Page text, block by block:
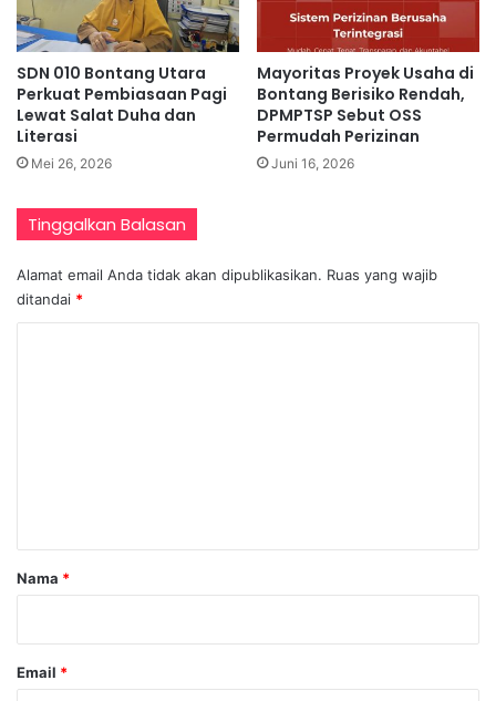
SDN 010 Bontang Utara
Perkuat Pembiasaan Pagi
Lewat Salat Duha dan
Literasi
Mei 26, 2026
Mayoritas Proyek Usaha di
Bontang Berisiko Rendah,
DPMPTSP Sebut OSS
Permudah Perizinan
Juni 16, 2026
Tinggalkan Balasan
Alamat email Anda tidak akan dipublikasikan. Ruas yang wajib
ditandai *
r
Nama *
Email *